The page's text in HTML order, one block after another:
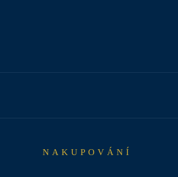
NAKUPOVÁNÍ